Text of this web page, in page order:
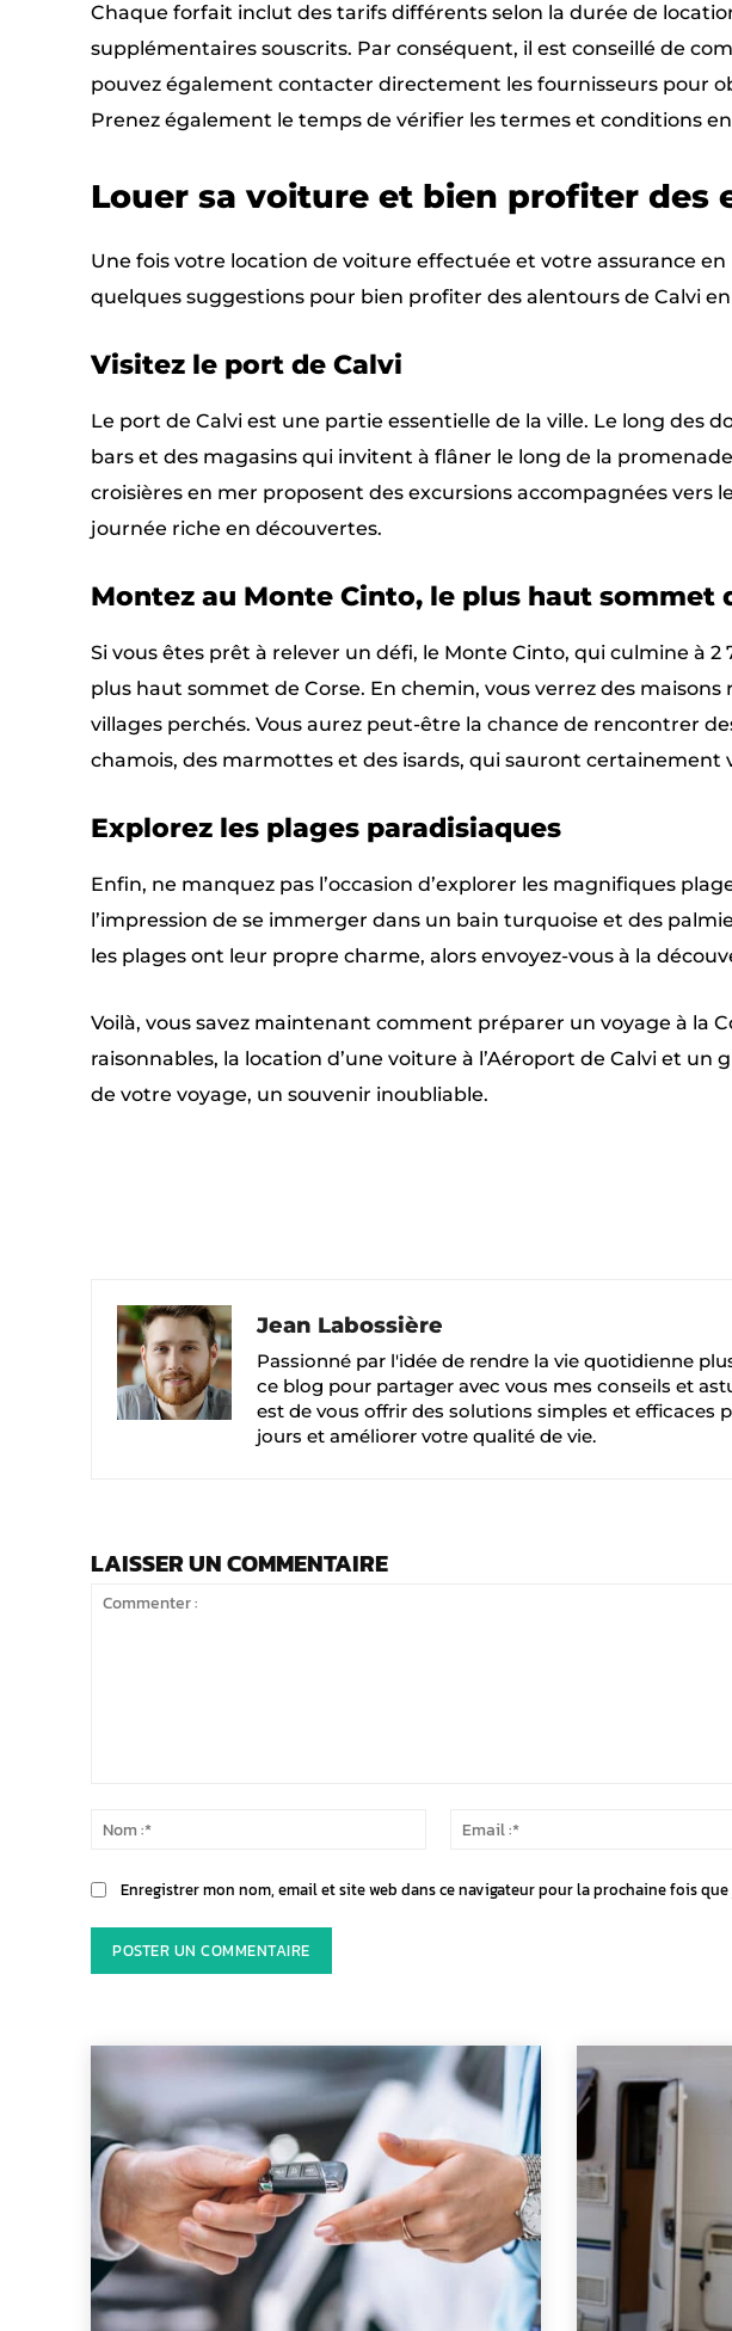
Chaque forfait inclut des tarifs différents selon la durée de
supplémentaires souscrits. Par conséquent, il est conseillé de
pouvez également contacter directement les fournisseurs pour
Prenez également le temps de vérifier les termes et conditions
Louer sa voiture et bien profiter des
Une fois votre location de voiture effectuée et votre assurance
quelques suggestions pour bien profiter des alentours de Calvi
Visitez le port de Calvi
Le port de Calvi est une partie essentielle de la ville. Le long des
bars et des magasins qui invitent à flâner le long de la
croisières en mer proposent des excursions accompagnées vers
journée riche en découvertes.
Montez au Monte Cinto, le plus haut sommet
Si vous êtes prêt à relever un défi, le Monte Cinto, qui culmine à
plus haut sommet de Corse. En chemin, vous verrez des
villages perchés. Vous aurez peut-être la chance de rencontrer
chamois, des marmottes et des isards, qui sauront certainement
Explorez les plages paradisiaques
Enfin, ne manquez pas l’occasion d’explorer les magnifiques
l’impression de se immerger dans un bain turquoise et des
les plages ont leur propre charme, alors envoyez-vous à la
Voilà, vous savez maintenant comment préparer un voyage à la
raisonnables, la location d’une voiture à l’Aéroport de Calvi et
de votre voyage, un souvenir inoubliable.
Jean Labossière
Passionné par l'idée de rendre la vie quotidienne
ce blog pour partager avec vous mes conseils et
est de vous offrir des solutions simples et efficaces
jours et améliorer votre qualité de vie.
LAISSER UN COMMENTAIRE
Enregistrer mon nom, email et site web dans ce navigateur pour la prochaine fois